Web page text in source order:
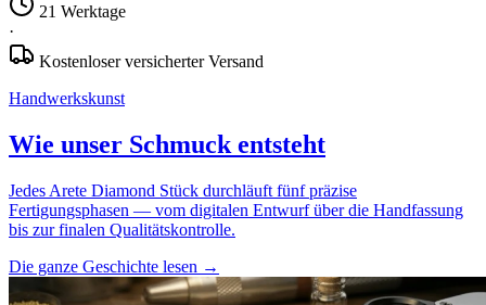
21 Werktage
·
Kostenloser versicherter Versand
Handwerkskunst
Wie unser Schmuck entsteht
Jedes Arete Diamond Stück durchläuft fünf präzise
Fertigungsphasen — vom digitalen Entwurf über die Handfassung
bis zur finalen Qualitätskontrolle.
Die ganze Geschichte lesen →